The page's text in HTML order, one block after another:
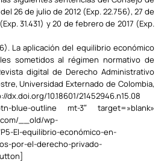
26 de julio de 2012 (Exp. 22.756), 27 de
31.431) y 20 de febrero de 2017 (Exp.
La aplicación del equilibrio económico
sometidos al régimen normativo de
digital de Derecho Administrativo
Universidad Externado de Colombia,
dx.doi.org/10.18601/21452946.n15.08
blue-outline mt-3″ target=»blank»
__old/wp-
El-equilibrio-económico-en-
por-el-derecho-privado-